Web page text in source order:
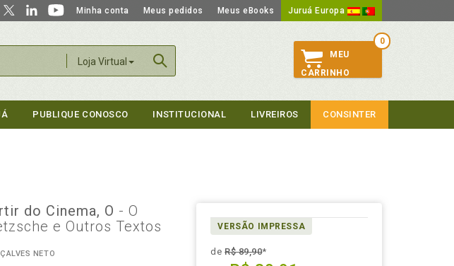
Minha conta Meus pedidos Meus eBooks Juruá Europa
Loja Virtual
0
MEU
CARRINHO
PUBLIQUE CONOSCO INSTITUCIONAL LIVREIROS CONSINTER
do Cinema, O - O
e Outros Textos
NETO
VERSÃO IMPRESSA
deR$ 89,90*